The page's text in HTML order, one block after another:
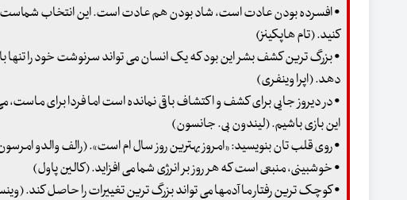
• افسرده بودن عادت است، شاد بودن هم عادت است. این انتخاب شماست
کنید. (تام هاپکینز)
• بزرگ ترین کشف بشر این بود که یک انسان می تواند سرنوشت خود را تنها با
دهد. (اپرا وینفری)
• در دیروز جایی برای کشف و اکتشاف باقی نمانده است اما فردا برای ماست، می
این بازی باشیم. (لیندون بی. جانسون)
• روی قلب تان بنویسید: «امروز بهترین روز سال ام است». (رالف والدو
• خوشبینی، منبعی است که هر روز بر انرژی شما می افزاید. (کالین پاول)
• کوچک ترین رفتار ما آدمها می تواند بزرگ ترین تغییرات را حاصل کند.